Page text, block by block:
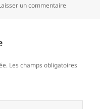
un commentaire
Les champs obligatoires